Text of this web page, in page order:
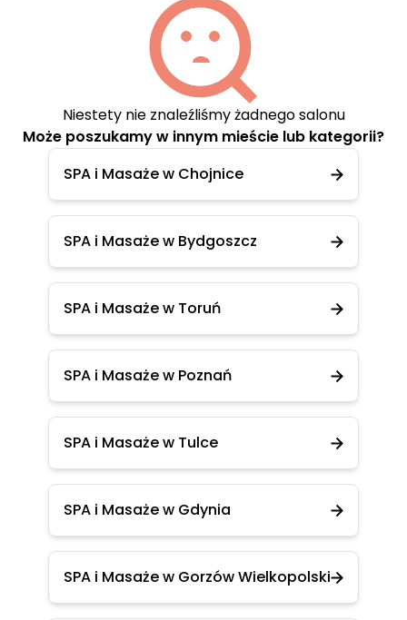
Niestety nie znaleźliśmy żadnego salonu
Może poszukamy w innym mieście lub kategorii?
SPA i Masaże w Chojnice
SPA i Masaże w Bydgoszcz
SPA i Masaże w Toruń
SPA i Masaże w Poznań
SPA i Masaże w Tulce
SPA i Masaże w Gdynia
SPA i Masaże w Gorzów Wielkopolski